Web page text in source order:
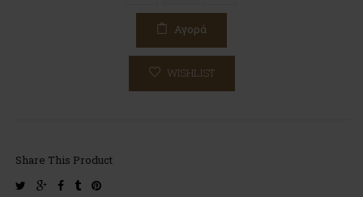
Αγορά
WISHLIST
Share This Product
twittergoogle-facebook
tumblrpinterest